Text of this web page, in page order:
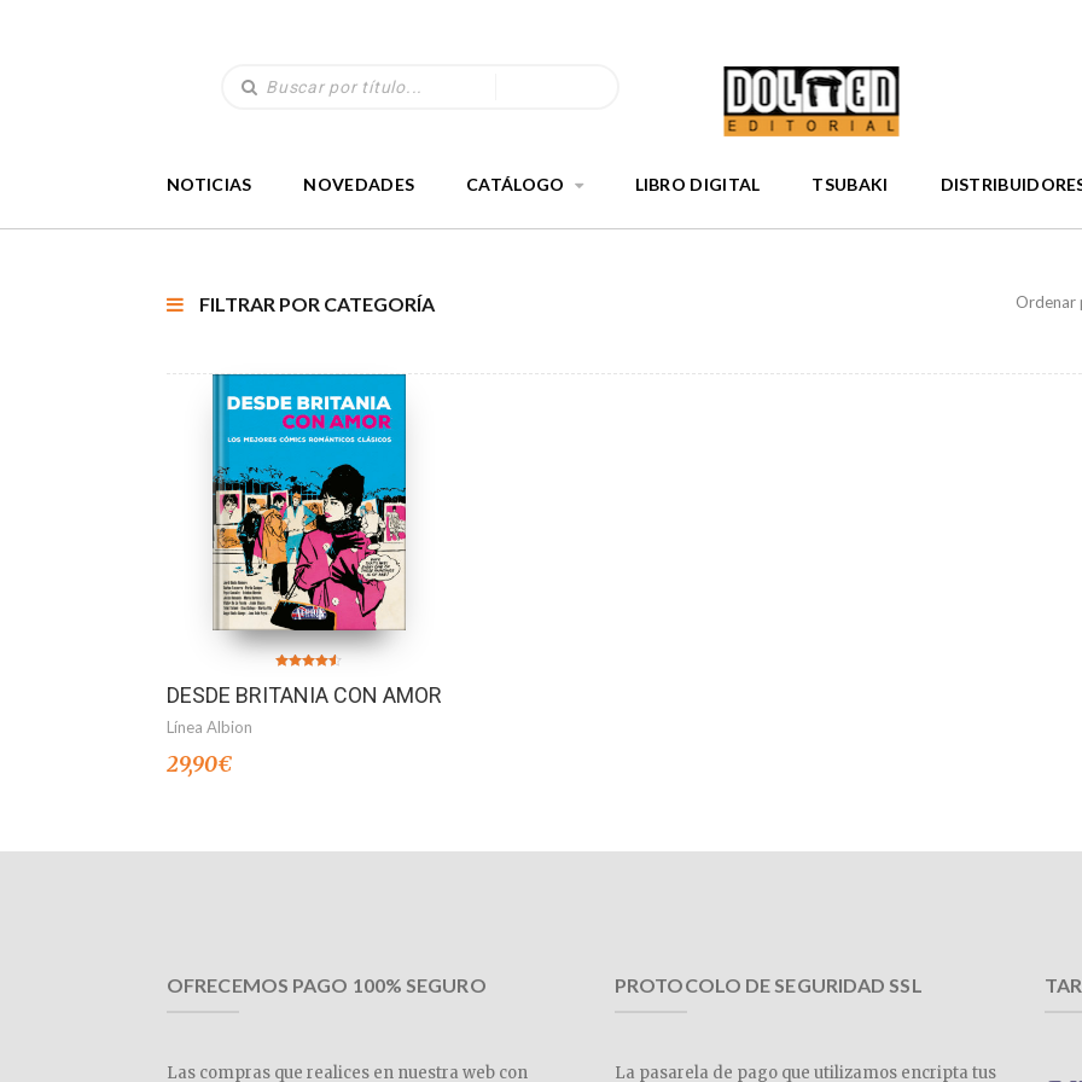
NOTICIAS NOVEDADES CATÁLOGO LIBRO DIGITAL TSUBAKI
FILTRAR POR CATEGORÍA Ordenar
4.50
de 5
DESDE BRITANIA CON AMOR
Línea Albion
29,90€
OFRECEMOS PAGO 100% SEGURO
Las compras que realices en nuestra web con
PROTOCOLO DE SEGURIDAD SSL
La pasarela de pago que utilizamos encripta tus